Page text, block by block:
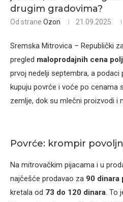
drugim gradovima?
Od strane Ozon 21.09.2025.
Sremska Mitrovica – Republički
pregled maloprodajnih cena
prvoj nedelji septembra, a podaci
kupuju povrće i voće po cenama
zemlje, dok su mlečni proizvodi i
Povrće: krompir
Na mitrovačkim pijacama i u
najčešće prodavao za 90 dinara
kretala od 73 do 120 dinara. To